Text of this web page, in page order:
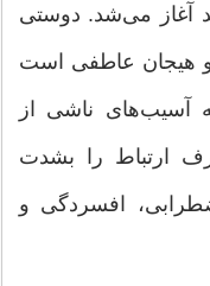
آغاز می‌شد. دوستی
هیجان عاطفی است
آسیب‌های ناشی از
ارتباط را بشدت
افسردگی و